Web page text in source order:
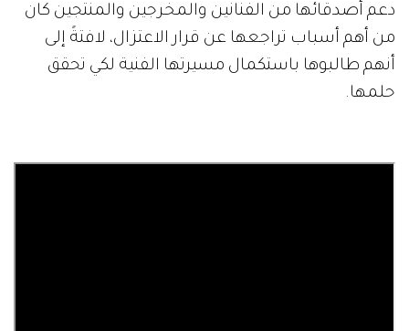
دعم أصدقائها من الفنانين والمخرجين والمنتجين كان
من أهم أسباب تراجعها عن قرار الاعتزال، لافتةً إلى
أنهم طالبوها باستكمال مسيرتها الفنية لكي تحقق
حلمها.